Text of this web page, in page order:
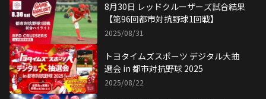
8月30日 レッドクルーザーズ試合結果
【第96回都市対抗野球1回戦】
2025/08/31
トヨタイムズスポーツ デジタル大抽
選会 in 都市対抗野球 2025
2025/08/22